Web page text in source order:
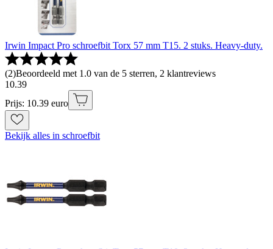
Irwin Impact Pro schroefbit Torx 57 mm T15. 2 stuks. Heavy-duty.
(2)Beoordeeld met 1.0 van de 5 sterren, 2 klantreviews
10.39
Prijs: 10.39 euro
Bekijk alles in schroefbit